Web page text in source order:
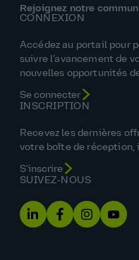
Rejoignez notre
CONNEXION
Accédez au portail pour
suivre l’avancement de
nouvelles opportunités
Se connecter
INSCRIPTION
Recevez les dernières
votre boîte de réception,
S’inscrire
SUIVEZ‑NOUS